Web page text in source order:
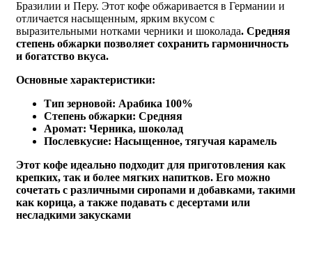
Бразилии и Перу. Этот кофе обжаривается в Германии и
отличается насыщенным, ярким вкусом с
выразительными нотками черники и шоколада. Средняя
степень обжарки позволяет сохранить гармоничность
и богатство вкуса.
Основные характеристики:
Тип зерновой: Арабика 100%
Степень обжарки: Средняя
Аромат: Черника, шоколад
Послевкусие: Насыщенное, тягучая карамель
Этот кофе идеально подходит для приготовления как
крепких, так и более мягких напитков. Его можно
сочетать с различными сиропами и добавками, такими
как корица, а также подавать с десертами или
несладкими закусками